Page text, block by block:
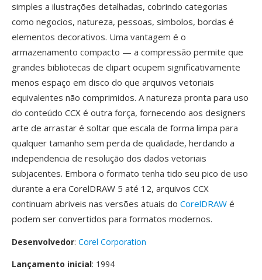
simples a ilustrações detalhadas, cobrindo categorias
como negocios, natureza, pessoas, simbolos, bordas é
elementos decorativos. Uma vantagem é o
armazenamento compacto — a compressão permite que
grandes bibliotecas de clipart ocupem significativamente
menos espaço em disco do que arquivos vetoriais
equivalentes não comprimidos. A natureza pronta para uso
do conteúdo CCX é outra força, fornecendo aos designers
arte de arrastar é soltar que escala de forma limpa para
qualquer tamanho sem perda de qualidade, herdando a
independencia de resolução dos dados vetoriais
subjacentes. Embora o formato tenha tido seu pico de uso
durante a era CorelDRAW 5 até 12, arquivos CCX
continuam abriveis nas versões atuais do CorelDRAW é
podem ser convertidos para formatos modernos.
Desenvolvedor: Corel Corporation
Lançamento inicial: 1994